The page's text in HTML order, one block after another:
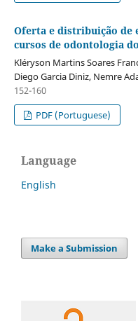
Oferta e distribuição de
cursos de odontologia
Kléryson Martins Soares
Diego Garcia Diniz, Nemre
152-160
PDF (Portuguese)
Language
English
Make a Submission